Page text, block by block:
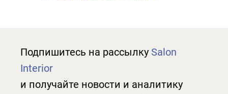
Подпишитесь на рассылку Salon
Interior
и получайте новости и аналитику